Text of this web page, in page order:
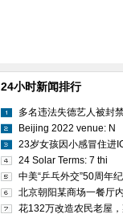
24小时新闻排行
多名违法失德艺人被封
Beijing 2022 venue: N
23岁女孩因小感冒住进
24 Solar Terms: 7 thi
中美“乒乓外交”50周年
北京朝阳某商场一餐厅
花132万改造农民老屋